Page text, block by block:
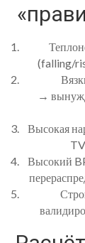
(falling/
→
Высокая
Высокий